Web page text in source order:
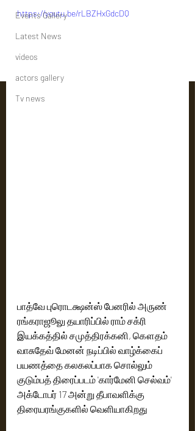
Events Gallery
Latest News
videos
actors gallery
Tv news
https://youtu.be/rLBZHxGdcDQ
பாத்வே புரொடக்ஷன்ஸ் பேனரில் அருண்
ரங்கராஜூலு தயாரிப்பில் ராம் சக்ரி
இயக்கத்தில் சமுத்திரக்கனி, கௌதம்
வாசுதேவ் மேனன் நடிப்பில் வாழ்க்கைப்
பயணத்தை கலகலப்பாக சொல்லும்
குடும்பத் திரைப்படம் 'கார்மேனி செல்வம்'
அக்டோபர் 17 அன்று தீபாவளிக்கு
திரையரங்குகளில் வெளியாகிறது